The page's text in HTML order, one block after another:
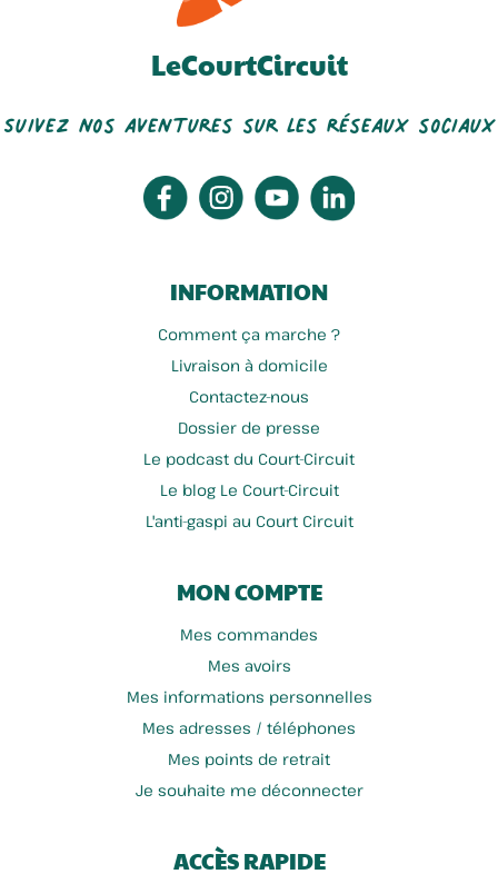
LeCourtCircuit
Suivez nos aventures sur les réseaux sociaux
INFORMATION
Comment ça marche ?
Livraison à domicile
Contactez-nous
Dossier de presse
Le podcast du Court-Circuit
Le blog Le Court-Circuit
L'anti-gaspi au Court Circuit
MON COMPTE
Mes commandes
Mes avoirs
Mes informations personnelles
Mes adresses / téléphones
Mes points de retrait
Je souhaite me déconnecter
ACCÈS RAPIDE